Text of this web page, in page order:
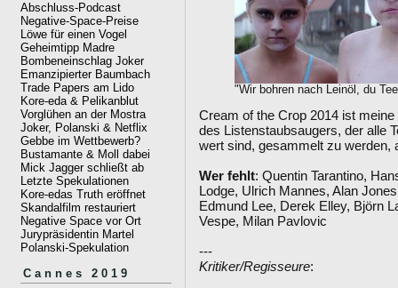
Abschluss-Podcast
Negative-Space-Preise
Löwe für einen Vogel
Geheimtipp Madre
Bombeneinschlag Joker
Emanzipierter Baumbach
Trade Papers am Lido
Kore-eda & Pelikanblut
Vorglühen an der Mostra
Joker, Polanski & Netflix
Gebbe im Wettbewerb?
Bustamante & Moll dabei
Mick Jagger schließt ab
Letzte Spekulationen
Kore-edas Truth eröffnet
Skandalfilm restauriert
Negative Space vor Ort
Jurypräsidentin Martel
Polanski-Spekulation
Cannes 2019
"Wir bohren nach Leinöl, du
Cream of the Crop 2014 ist
des Listenstaubsaugers, der alle
wert sind, gesammelt zu werden,
Wer fehlt: Quentin Tarantino,
Lodge, Ulrich Mannes, Alan
Edmund Lee, Derek Elley, Björn
Vespe, Milan Pavlovic
---
Kritiker/Regisseure: